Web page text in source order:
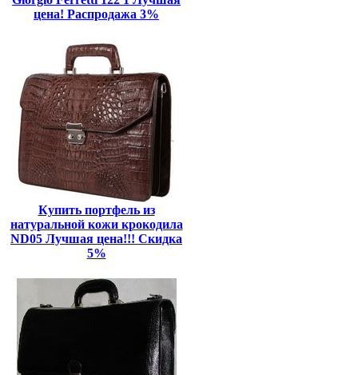
цена! Распродажа 3%
Купить портфель из
натуральной кожи крокодила
ND05 Лучшая цена!!! Скидка
5%